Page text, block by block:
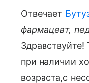
Отвечает
фармацевт,
Здравствуйте!
при наличии
возраста,с